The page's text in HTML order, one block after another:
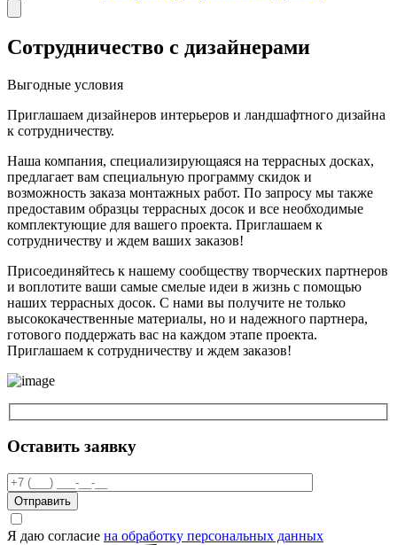
Сотрудничество с дизайнерами
Выгодные условия
Приглашаем дизайнеров интерьеров и ландшафтного дизайна
к сотрудничеству.
Наша компания, специализирующаяся на террасных досках,
предлагает вам специальную программу скидок и
возможность заказа монтажных работ. По запросу мы также
предоставим образцы террасных досок и все необходимые
комплектующие для вашего проекта. Приглашаем к
сотрудничеству и ждем ваших заказов!
Присоединяйтесь к нашему сообществу творческих партнеров
и воплотите ваши самые смелые идеи в жизнь с помощью
наших террасных досок. С нами вы получите не только
высококачественные материалы, но и надежного партнера,
готового поддержать вас на каждом этапе проекта.
Приглашаем к сотрудничеству и ждем заказов!
Оставить заявку
Отправить
Я даю согласие на обработку персональных данных